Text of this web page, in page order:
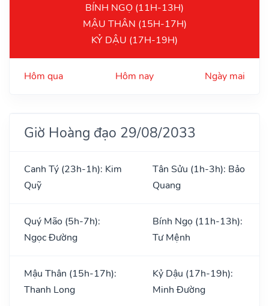
BÍNH NGỌ (11H-13H)
MẬU THÂN (15H-17H)
KỶ DẬU (17H-19H)
Hôm qua Hôm nay Ngày mai
Giờ Hoàng đạo 29/08/2033
Canh Tý (23h-1h): Kim
Quỹ
Tân Sửu (1h-3h): Bảo
Quang
Quý Mão (5h-7h):
Ngọc Đường
Bính Ngọ (11h-13h):
Tư Mệnh
Mậu Thân (15h-17h):
Thanh Long
Kỷ Dậu (17h-19h):
Minh Đường